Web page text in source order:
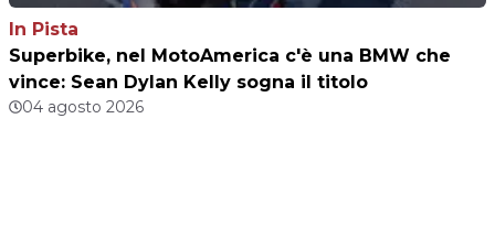
In Pista
Superbike, nel MotoAmerica c'è una BMW che
vince: Sean Dylan Kelly sogna il titolo
04 agosto 2026